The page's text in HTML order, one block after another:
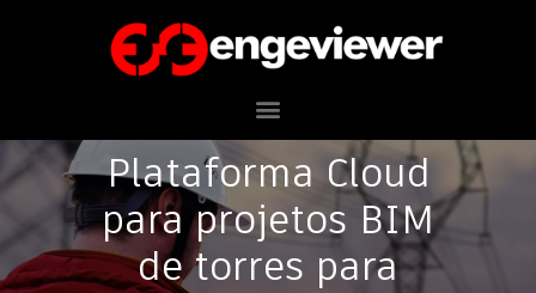
Plataforma Cloud
para projetos BIM
de torres para